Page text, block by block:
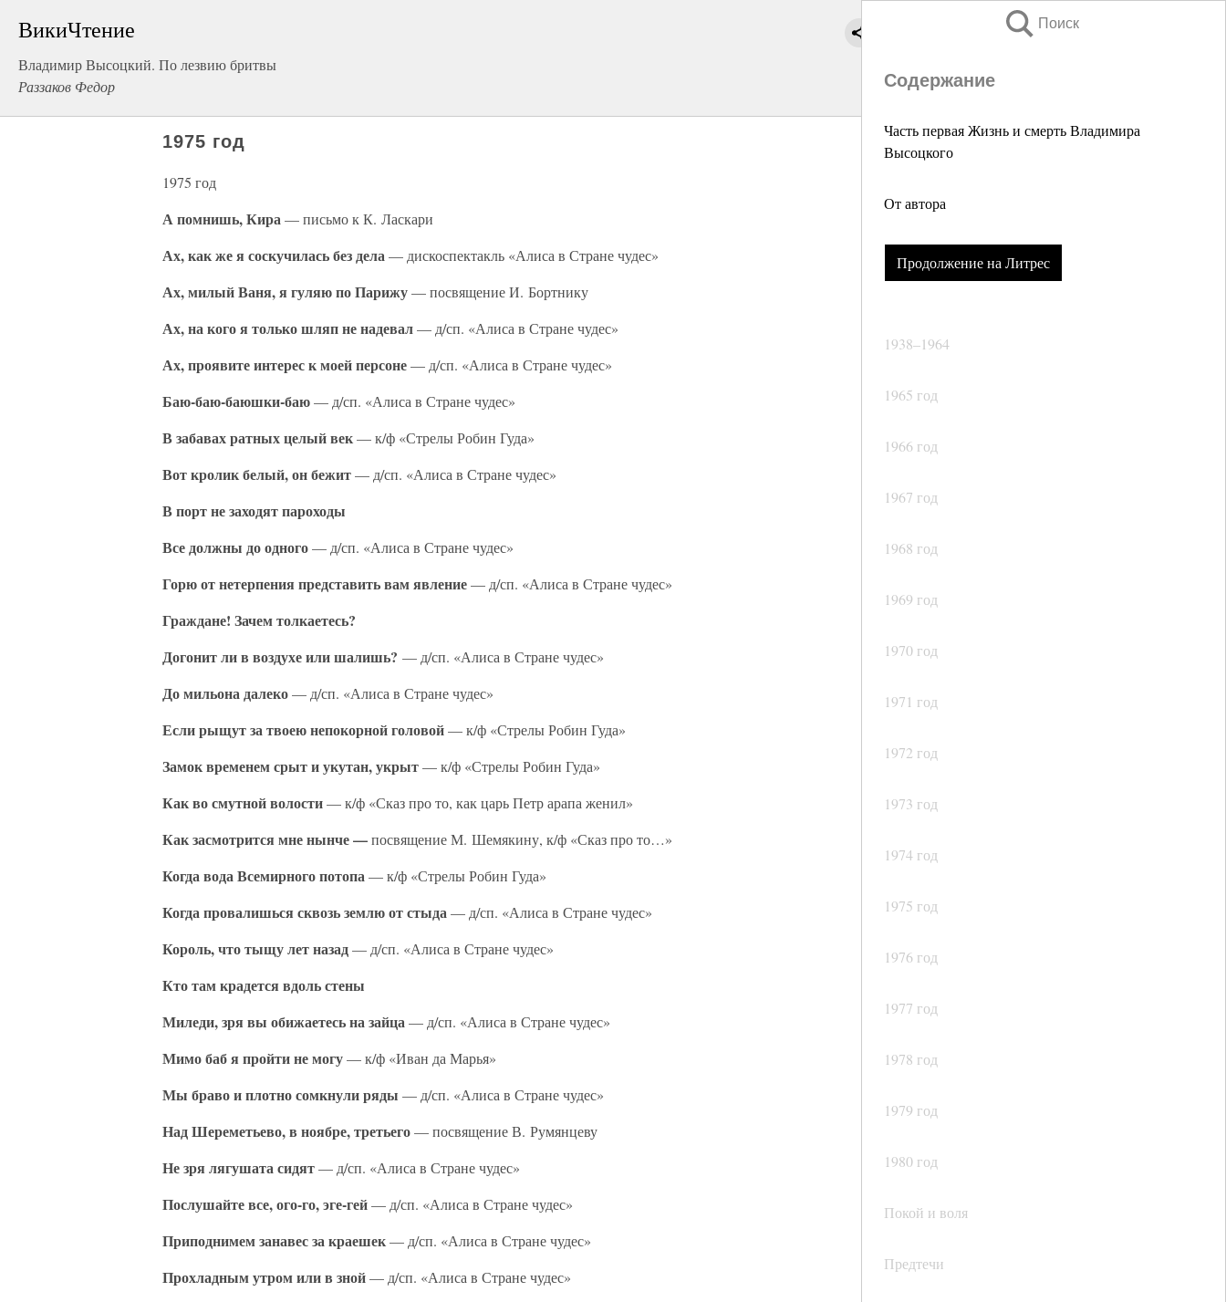
ВикиЧтение
Владимир Высоцкий. По лезвию бритвы
Раззаков Федор
Поиск
Содержание
Часть первая Жизнь и смерть Владимира
Высоцкого
От автора
Продолжение на Литрес
1938–1964
1965 год
1966 год
1967 год
1968 год
1969 год
1970 год
1971 год
1972 год
1973 год
1974 год
1975 год
1976 год
1977 год
1978 год
1979 год
1980 год
Покой и воля
Предтечи
1975 год
1975 год
А помнишь, Кира— письмо к К. Ласкари
Ах, как же я соскучилась без дела— дискоспектакль «Алиса в Стране чудес»
Ах, милый Ваня, я гуляю по Парижу— посвящение И. Бортнику
Ах, на кого я только шляп не надевал— д/сп. «Алиса в Стране чудес»
Ах, проявите интерес к моей персоне— д/сп. «Алиса в Стране чудес»
Баю-баю-баюшки-баю— д/сп. «Алиса в Стране чудес»
В забавах ратных целый век— к/ф «Стрелы Робин Гуда»
Вот кролик белый, он бежит— д/сп. «Алиса в Стране чудес»
В порт не заходят пароходы
Все должны до одного— д/сп. «Алиса в Стране чудес»
Горю от нетерпения представить вам явление— д/сп. «Алиса в Стране чудес»
Граждане! Зачем толкаетесь?
Догонит ли в воздухе или шалишь? — д/сп. «Алиса в Стране чудес»
До мильона далеко— д/сп. «Алиса в Стране чудес»
Если рыщут за твоею непокорной головой— к/ф «Стрелы Робин Гуда»
Замок временем срыт и укутан, укрыт— к/ф «Стрелы Робин Гуда»
Как во смутной волости— к/ф «Сказ про то, как царь Петр арапа женил»
Как засмотрится мне нынче —посвящение М. Шемякину, к/ф «Сказ про то…»
Когда вода Всемирного потопа— к/ф «Стрелы Робин Гуда»
Когда провалишься сквозь землю от стыда— д/сп. «Алиса в Стране чудес»
Король, что тыщу лет назад— д/сп. «Алиса в Стране чудес»
Кто там крадется вдоль стены
Миледи, зря вы обижаетесь на зайца— д/сп. «Алиса в Стране чудес»
Мимо баб я пройти не могу— к/ф «Иван да Марья»
Мы браво и плотно сомкнули ряды — д/сп. «Алиса в Стране чудес»
Над Шереметьево, в ноябре, третьего— посвящение В. Румянцеву
Не зря лягушата сидят— д/сп. «Алиса в Стране чудес»
Послушайте все, ого-го, эге-гей— д/сп. «Алиса в Стране чудес»
Приподнимем занавес за краешек— д/сп. «Алиса в Стране чудес»
Прохладным утром или в зной— д/сп. «Алиса в Стране чудес»